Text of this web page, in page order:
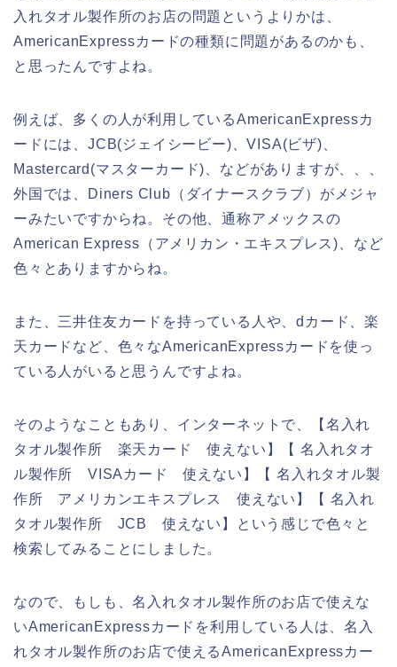
入れタオル製作所のお店の問題というよりかは、
AmericanExpressカードの種類に問題があるのかも、
と思ったんですよね。
例えば、多くの人が利用しているAmericanExpressカ
ードには、JCB(ジェイシービー)、VISA(ビザ)、
Mastercard(マスターカード)、などがありますが、、、
外国では、Diners Club（ダイナースクラブ）がメジャ
ーみたいですからね。その他、通称アメックスの
American Express（アメリカン・エキスプレス)、など
色々とありますからね。
また、三井住友カードを持っている人や、dカード、楽
天カードなど、色々なAmericanExpressカードを使っ
ている人がいると思うんですよね。
そのようなこともあり、インターネットで、【名入れ
タオル製作所 楽天カード 使えない】【 名入れタオ
ル製作所 VISAカード 使えない】【 名入れタオル製
作所 アメリカンエキスプレス 使えない】【 名入れ
タオル製作所 JCB 使えない】という感じで色々と
検索してみることにしました。
なので、もしも、名入れタオル製作所のお店で使えな
いAmericanExpressカードを利用している人は、名入
れタオル製作所のお店で使えるAmericanExpressカー